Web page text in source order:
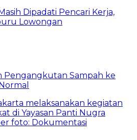
Dipadati Pencari Kerja,
Lowongan
Pengangkutan Sampah ke